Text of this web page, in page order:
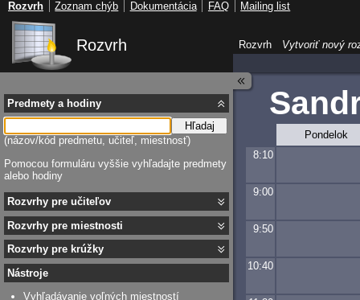
Rozvrh
Pondelok
8:10
9:00
9:50
10:40
Predmety a hodiny
Hľadaj
(názov/kód predmetu, učiteľ, miestnosť)
Pomocou formuláru vyššie vyhľadajte predmety
alebo hodiny
Rozvrhy pre učiteľov
Rozvrhy pre miestnosti
Rozvrhy pre krúžky
Nástroje
Vyhľadávanie voľných miestností
Rozvrh Vytvoriť nový
Rozvrh Zoznam chýb Dokumentácia FAQ Mailing list